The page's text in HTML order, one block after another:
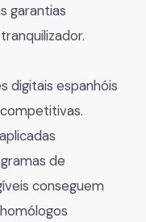
garantias
digitais espanhóis
de
conseguem